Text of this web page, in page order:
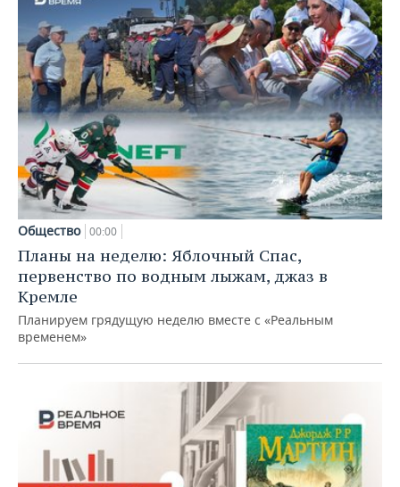
Общество 00:00
Планы на неделю: Яблочный Спас,
первенство по водным лыжам, джаз в
Кремле
Планируем грядущую неделю вместе с «Реальным
временем»